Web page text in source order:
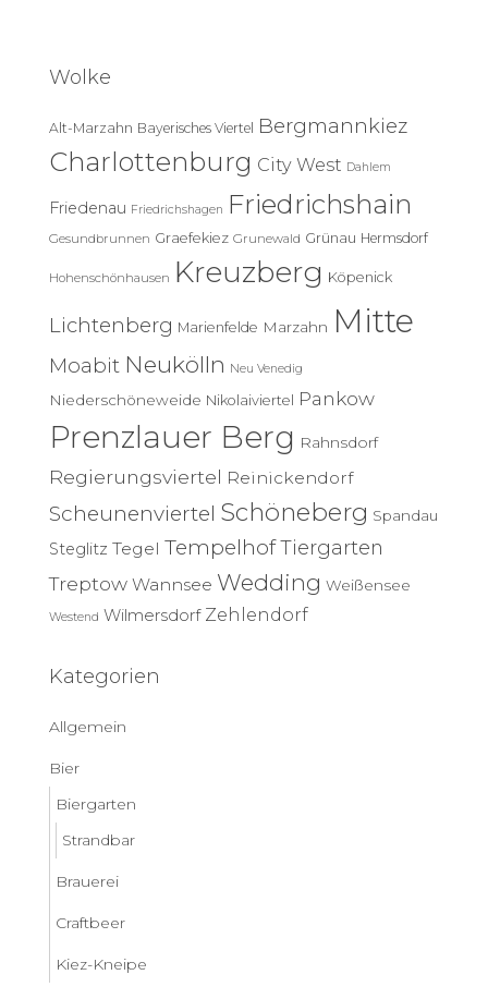
n
a
c
:
Wolke
Alt-Marzahn Bayerisches Viertel Bergmannkiez
Charlottenburg City West Dahlem
Friedenau Friedrichshagen Friedrichshain
Gesundbrunnen Graefekiez Grunewald Grünau Hermsdorf
Hohenschönhausen Kreuzberg Köpenick
Lichtenberg Marienfelde Marzahn Mitte
Moabit Neukölln Neu Venedig
Niederschöneweide Nikolaiviertel Pankow
Prenzlauer Berg Rahnsdorf
Regierungsviertel Reinickendorf
Scheunenviertel Schöneberg Spandau
Steglitz Tegel TempelhofTiergarten
Treptow Wannsee Wedding Weißensee
Westend Wilmersdorf Zehlendorf
Kategorien
Allgemein
Bier
Biergarten
Strandbar
Brauerei
Craftbeer
Kiez-Kneipe